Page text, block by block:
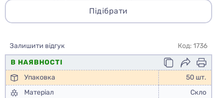
Підібрати
Залишити відгук
Код: 1736
В НАЯВНОСТІ
Упаковка
50 шт.
Матеріал
Скло